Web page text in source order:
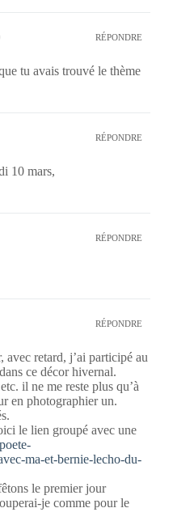
RÉPONDRE
tu avais trouvé le thème
RÉPONDRE
10 mars,
RÉPONDRE
RÉPONDRE
retard, j’ai participé au
ce décor hivernal.
il ne me reste plus qu’à
en photographier un.
le lien groupé avec une
ma-et-bernie-lecho-du-
le premier jour
je comme pour le